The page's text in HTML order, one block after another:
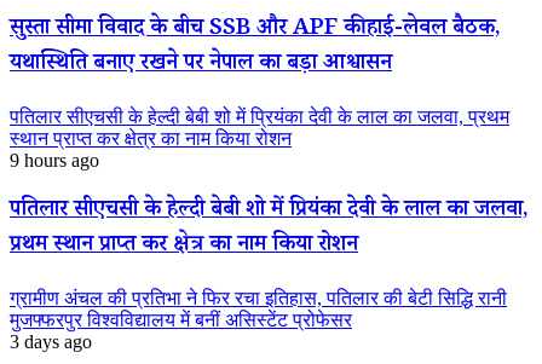
सुस्ता सीमा विवाद के बीच SSB और APF की हाई-लेवल बैठक,
यथास्थिति बनाए रखने पर नेपाल का बड़ा आश्वासन
पतिलार सीएचसी के हेल्दी बेबी शो में प्रियंका देवी के लाल का जलवा, प्रथम
स्थान प्राप्त कर क्षेत्र का नाम किया रोशन
9 hours ago
पतिलार सीएचसी के हेल्दी बेबी शो में प्रियंका देवी के लाल का जलवा,
प्रथम स्थान प्राप्त कर क्षेत्र का नाम किया रोशन
ग्रामीण अंचल की प्रतिभा ने फिर रचा इतिहास, पतिलार की बेटी सिद्धि रानी
मुजफ्फरपुर विश्वविद्यालय में बनीं असिस्टेंट प्रोफेसर
3 days ago